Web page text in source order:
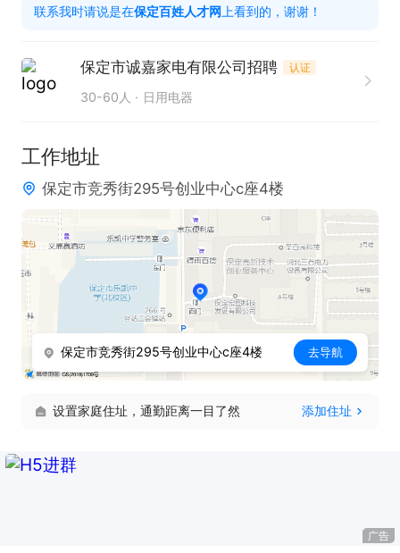
法，提升操作技能。
记录与归档。
1. 具备吃苦耐劳的品质，能够承受一定的工作强度。
2. 对中央空调安装工作有浓厚兴趣，愿意投身该领域
学习发展。
3. 具备良好的学习能力，能够快速掌握新的安装技术
与知识。
4. 拥有较强的责任心，对待工作认真细致，注重质
量。
5. 身体健康，能够适应施工现场的工作环境与节奏。
中央空调安装工学徒工，月薪3000-8000元不等。吃
联系我时请说是在保定百姓人才网上看到的，谢谢！
保定市诚嘉家电有限公司招聘 认证
30-60人 日用电器
工作地址
保定市竞秀街295号创业中心c座4楼
保定市竞秀街295号创业中心c座4楼 去导航
设置家庭住址，通勤距离一目了然 添加住址
广告